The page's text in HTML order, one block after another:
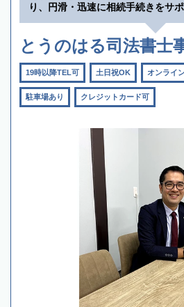
り、円滑・迅速に相続手続きをサ
とうのはる司法書士
19時以降TEL可 土日祝OK オンライ
駐車場あり クレジットカード可